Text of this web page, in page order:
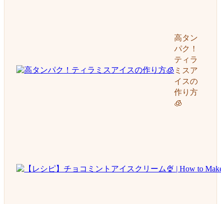
高タン
パク！
ティラ
ミスア
イスの
作り方
🧊